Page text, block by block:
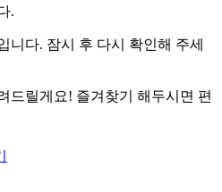
.
니다. 잠시 후 다시 확인해 주세
드릴게요! 즐겨찾기 해두시면 편